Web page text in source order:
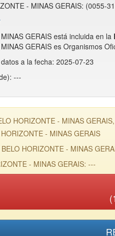
- MINAS GERAIS: (0055-
GERAIS está incluida en la
GERAIS es Organismos
a la fecha: 2025-07-23
---
HORIZONTE - MINAS
- MINAS GERAIS
HORIZONTE - MINAS
- MINAS GERAIS: ---